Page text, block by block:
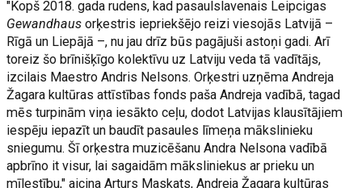
"Kopš 2018. gada rudens, kad pasaulslavenais Leipcigas
Gewandhaus orķestris iepriekšējo reizi viesojās Latvijā –
Rīgā un Liepājā –, nu jau drīz būs pagājuši astoņi gadi. Arī
toreiz šo brīnišķīgo kolektīvu uz Latviju veda tā vadītājs,
izcilais Maestro Andris Nelsons. Orķestri uzņēma Andreja
Žagara kultūras attīstības fonds paša Andreja vadībā, tagad
mēs turpinām viņa iesākto ceļu, dodot Latvijas klausītājiem
iespēju iepazīt un baudīt pasaules līmeņa mākslinieku
sniegumu. Šī orķestra muzicēšanu Andra Nelsona vadībā
apbrīno it visur, lai sagaidām māksliniekus ar prieku un
mīlestību," aicina Arturs Maskats, Andreja Žagara kultūras